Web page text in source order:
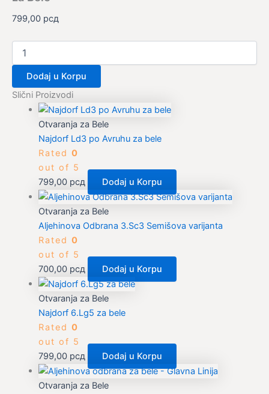
799,00 рсд
Dodaj u Korpu
Slični Proizvodi
Otvaranja za Bele
Najdorf Ld3 po Avruhu za bele
Rated 0
out of 5
799,00 рсд Dodaj u Korpu
Otvaranja za Bele
Aljehinova Odbrana 3.Sc3 Semišova varijanta
Rated 0
out of 5
700,00 рсд Dodaj u Korpu
Otvaranja za Bele
Najdorf 6.Lg5 za bele
Rated 0
out of 5
799,00 рсд Dodaj u Korpu
Otvaranja za Bele